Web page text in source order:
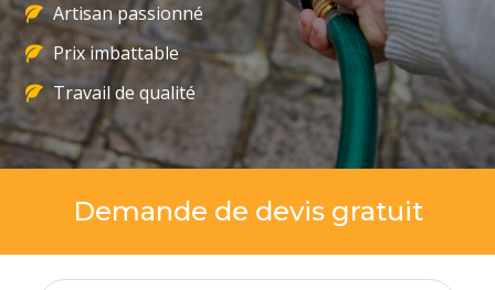
Artisan passionné
Prix imbattable
Travail de qualité
Demande de devis gratuit